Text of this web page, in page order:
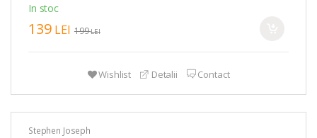
In stoc
139 LEI 199LEI
Wishlist Detalii Contact
Stephen Joseph